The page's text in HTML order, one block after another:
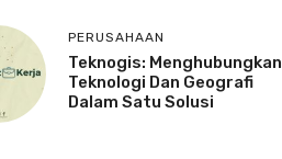
PERUSAHAAN
Teknogis: Menghubungkan
Teknologi Dan Geografi
Dalam Satu Solusi